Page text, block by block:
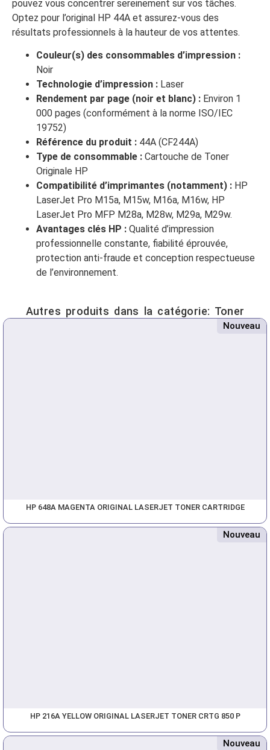
pouvez vous concentrer sereinement sur vos tâches.
Optez pour l’original HP 44A et assurez-vous des
résultats professionnels à la hauteur de vos attentes.
Couleur(s) des consommables d’impression :
Noir
Technologie d’impression : Laser
Rendement par page (noir et blanc) : Environ 1
000 pages (conformément à la norme ISO/IEC
19752)
Référence du produit : 44A (CF244A)
Type de consommable : Cartouche de Toner
Originale HP
Compatibilité d’imprimantes (notamment) : HP
LaserJet Pro M15a, M15w, M16a, M16w, HP
LaserJet Pro MFP M28a, M28w, M29a, M29w.
Avantages clés HP : Qualité d’impression
professionnelle constante, fiabilité éprouvée,
protection anti-fraude et conception respectueuse
de l’environnement.
Autres produits dans la catégorie: Toner
Nouveau
HP 648A MAGENTA ORIGINAL LASERJET TONER CARTRIDGE
Nouveau
HP 216A YELLOW ORIGINAL LASERJET TONER CRTG 850 P
Nouveau